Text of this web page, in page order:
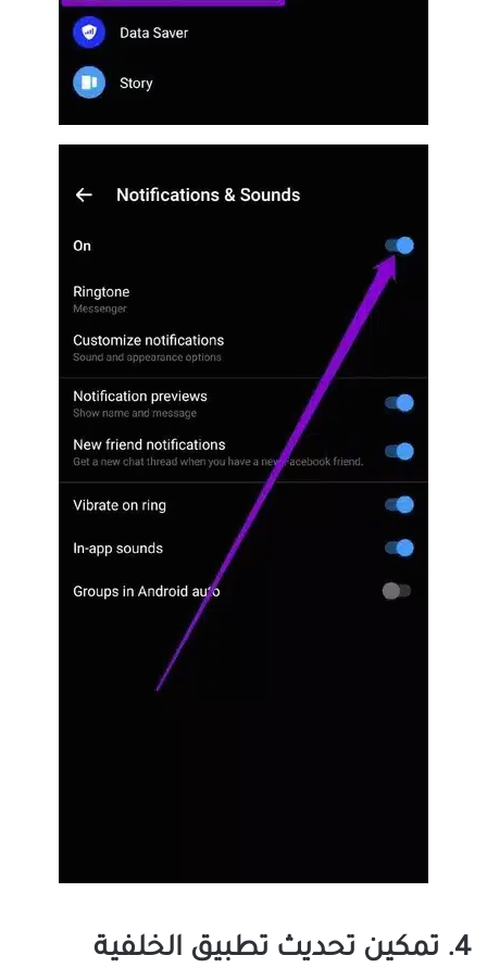
4. تمكين تحديث تطبيق الخلفية